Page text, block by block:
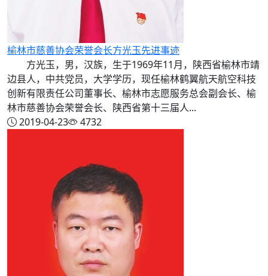
榆林市慈善协会荣誉会长方光玉先进事迹
方光玉，男，汉族，生于1969年11月，陕西省榆林市靖
边县人，中共党员，大学学历，现任榆林鹤翼航天航空科技
创新有限责任公司董事长、榆林市志愿服务总会副会长、榆
林市慈善协会荣誉会长、陕西省第十三届人...
2019-04-23
4732